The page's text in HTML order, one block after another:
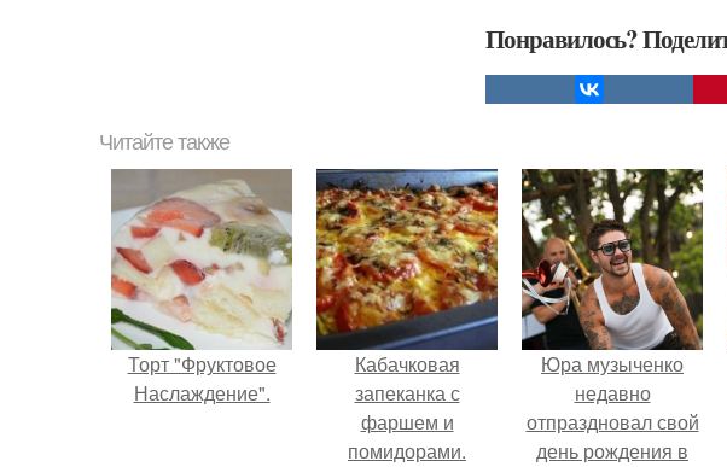
Понравилось?
Читайте также
Торт "Фруктовое
Наслаждение".
Кабачковая
запеканка с
фаршем и
помидорами.
Юра музыченко
недавно
отпраздновал свой
день рождения в